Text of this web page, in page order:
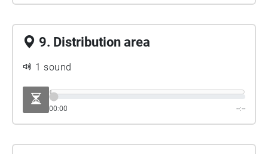
9. Distribution area
1 sound
00:00 --:--